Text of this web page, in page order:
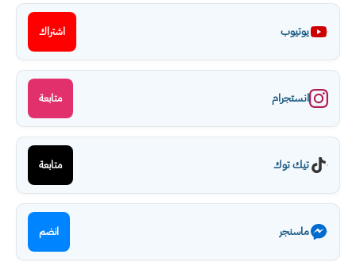
يوتيوب اشتراك
انستجرام متابعة
تيك توك متابعة
ماسنجر انضم